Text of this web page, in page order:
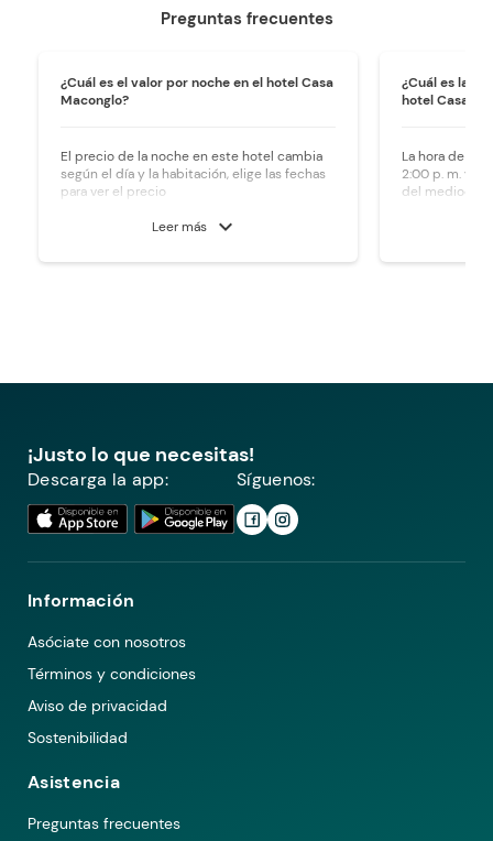
Preguntas frecuentes
¿Cuál es el valor por noche en el hotel Casa
Maconglo?
El precio de la noche en este hotel cambia
según el día y la habitación, elige las fechas
para ver el precio
Leer más
expand_more
¿Cuál es la
hotel Casa
La hora de
2:00 p. m. y la
del mediodía.
¡Justo lo que necesitas!
Descarga la app: Síguenos:
Información
Asóciate con nosotros
Términos y condiciones
Aviso de privacidad
Sostenibilidad
Asistencia
Preguntas frecuentes